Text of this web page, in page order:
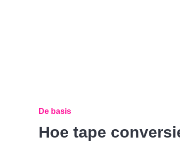
De basis
Hoe tape